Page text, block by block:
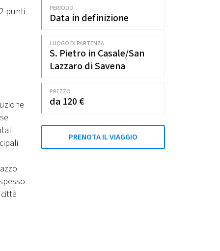
punti
PERIODO
Data in definizione
LUOGO DI PARTENZA
S. Pietro in Casale/San
Lazzaro di Savena
PREZZO
da 120 €
PRENOTA IL VIAGGIO